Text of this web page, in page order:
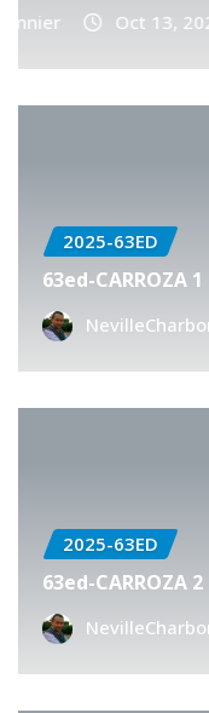
2025-63ED
63ed-CARROZA
2025-63ED
63ed-CARROZA